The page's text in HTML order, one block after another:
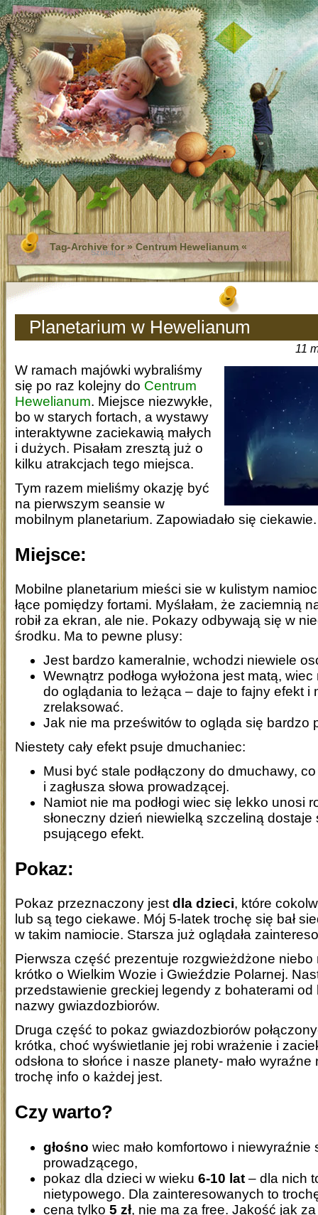
Tag-Archive for » Centrum Hewelianum «
Planetarium w Hewelianum
11
W ramach majówki wybraliśmy
się po raz kolejny do Centrum
Hewelianum. Miejsce niezwykłe,
bo w starych fortach, a wystawy
interaktywne zaciekawią małych
i dużych. Pisałam zresztą już o
kilku atrakcjach tego miejsca.
Tym razem mieliśmy okazję być
na pierwszym seansie w
mobilnym planetarium. Zapowiadało się ciekawie.
Miejsce:
Mobilne planetarium mieści sie w kulistym
łące pomiędzy fortami. Myślałam, że zaciemnią
robił za ekran, ale nie. Pokazy odbywają się w
środku. Ma to pewne plusy:
Jest bardzo kameralnie, wchodzi niewiele
Wewnątrz podłoga wyłożona jest matą,
do oglądania to leżąca – daje to fajny efekt i
zrelaksować.
Jak nie ma prześwitów to ogląda się bardzo
Niestety cały efekt psuje dmuchaniec:
Musi być stale podłączony do dmuchawy,
i zagłusza słowa prowadzącej.
Namiot nie ma podłogi wiec się lekko unosi
słoneczny dzień niewielką szczeliną dostaje
psującego efekt.
Pokaz:
Pokaz przeznaczony jestdla dzieci, które
lub są tego ciekawe. Mój 5-latek trochę się bał
w takim namiocie. Starsza już oglądała
Pierwsza część prezentuje rozgwieżdżone niebo
krótko o Wielkim Wozie i Gwieździe Polarnej.
przedstawienie greckiej legendy z bohaterami
nazwy gwiazdozbiorów.
Druga część to pokaz gwiazdozbiorów
krótka, choć wyświetlanie jej robi wrażenie i
odsłona to słońce i nasze planety- mało
trochę info o każdej jest.
Czy warto?
głośno wiec mało komfortowo i niewyraźnie
prowadzącego,
pokaz dla dzieci w wieku 6-10 lat – dla nich
nietypowego. Dla zainteresowanych to
cena tylko 5 zł, nie ma za free. Jakość jak